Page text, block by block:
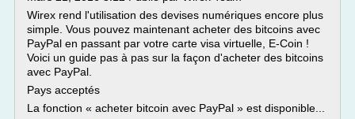
Wirex rend l'utilisation des devises numériques encore plus
simple. Vous pouvez maintenant acheter des bitcoins avec
PayPal en passant par votre carte visa virtuelle, E-Coin !
Voici un guide pas à pas sur la façon d'acheter des bitcoins
avec PayPal.
Pays acceptés
La fonction « acheter bitcoin avec PayPal » est disponible...